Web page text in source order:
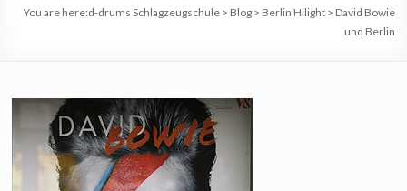
You are here:d-drums Schlagzeugschule> Blog> Berlin Hilight> David Bowie
und Berlin